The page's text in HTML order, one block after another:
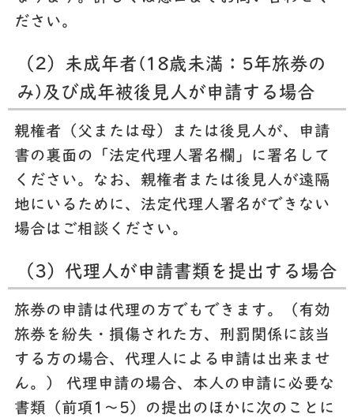
ださい。
（2）未成年者(18歳未満：5年旅券の
み)及び成年被後見人が申請する場合
親権者（父または母）または後見人が、申請
書の裏面の「法定代理人署名欄」に署名して
ください。なお、親権者または後見人が遠隔
地にいるために、法定代理人署名ができない
場合はご相談ください。
（3）代理人が申請書類を提出する場合
旅券の申請は代理の方でもできます。（有効
旅券を紛失・損傷された方、刑罰関係に該当
する方の場合、代理人による申請は出来ませ
ん。） 代理申請の場合、本人の申請に必要な
書類（前項1～5）の提出のほかに次のことに